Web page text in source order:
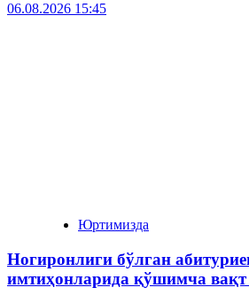
06.08.2026 15:45
Юртимизда
Ногиронлиги бўлган
имтиҳонларида қўшимча вақт